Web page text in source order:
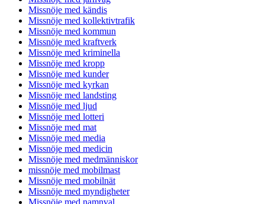
Missnöje med kändis
Missnöje med kollektivtrafik
Missnöje med kommun
Missnöje med kraftverk
Missnöje med kriminella
Missnöje med kropp
Missnöje med kunder
Missnöje med kyrkan
Missnöje med landsting
Missnöje med ljud
Missnöje med lotteri
Missnöje med mat
Missnöje med media
Missnöje med medicin
Missnöje med medmänniskor
missnöje med mobilmast
Missnöje med mobilnät
Missnöje med myndigheter
Missnöje med namnval